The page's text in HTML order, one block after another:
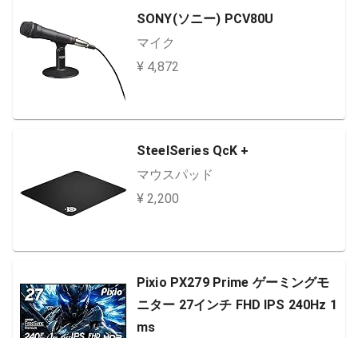
SONY(ソニー) PCV80U
マイク
¥ 4,872
SteelSeries QcK +
マウスパッド
¥ 2,200
Pixio PX279 Prime ゲーミングモ
ニター 27インチ FHD IPS 240Hz 1
ms